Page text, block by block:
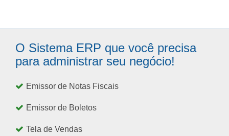
O Sistema ERP que você precisa
para administrar seu negócio!
Emissor de Notas Fiscais
Emissor de Boletos
Tela de Vendas